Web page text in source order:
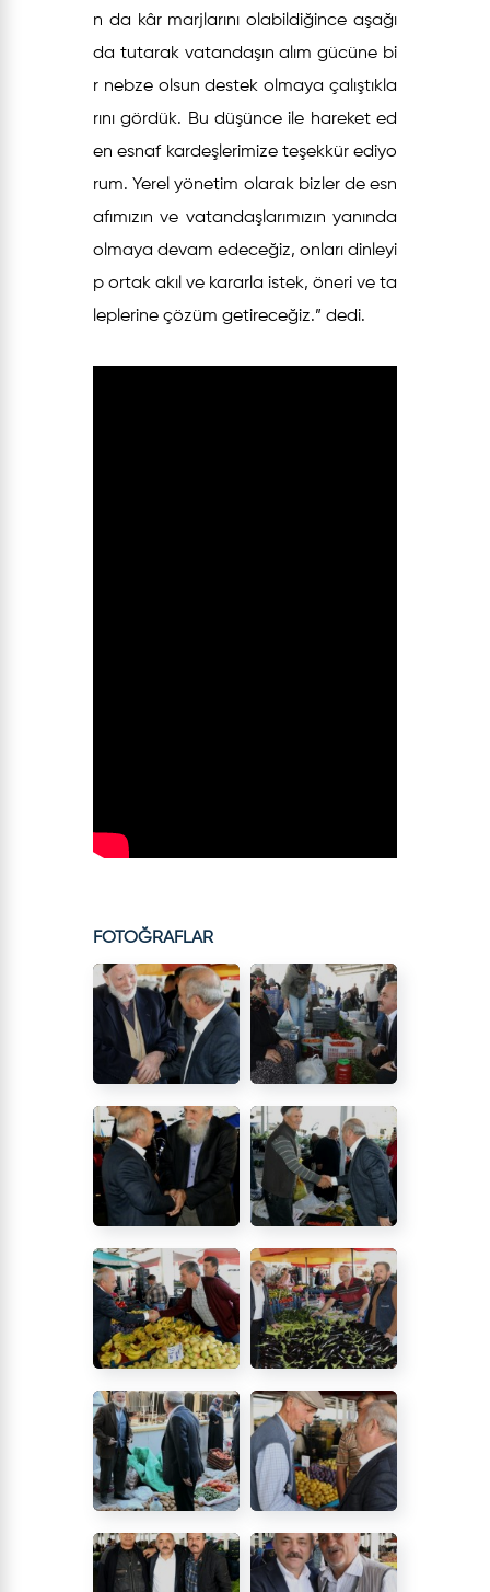
n da kâr marjlarını olabildiğince aşağı
da tutarak vatandaşın alım gücüne bi
r nebze olsun destek olmaya çalıştıkla
rını gördük. Bu düşünce ile hareket ed
en esnaf kardeşlerimize teşekkür ediyo
rum. Yerel yönetim olarak bizler de esn
afımızın ve vatandaşlarımızın yanında
olmaya devam edeceğiz, onları dinleyi
p ortak akıl ve kararla istek, öneri ve ta
leplerine çözüm getireceğiz.” dedi.
FOTOĞRAFLAR